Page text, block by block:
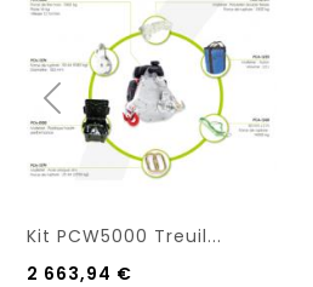
Kit PCW5000 Treuil...
2 663,94 €